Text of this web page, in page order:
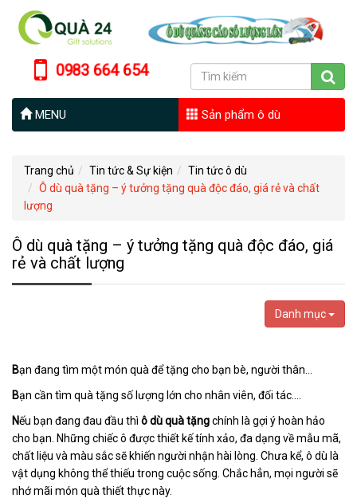
0983 664 654
MENU Sản phẩm ô dù
Trang chủ Tin tức & Sự kiện
Tin tức ô dù
Ô dù quà tặng – ý tưởng tặng quà độc đáo, giá rẻ và chất
lượng
Ô dù quà tặng – ý tưởng tặng quà độc đáo, giá
rẻ và chất lượng
Danh mục
Bạn đang tìm một món quà để tặng cho bạn bè, người thân…
Bạn cần tìm quà tặng số lượng lớn cho nhân viên, đối tác….
Nếu bạn đang đau đầu thì ô dù quà tặngchính là gợi ý hoàn hảo
cho bạn. Những chiếc ô được thiết kế tính xảo, đa dạng về mẫu mã,
chất liệu và màu sắc sẽ khiến người nhận hài lòng. Chưa kể, ô dù là
vật dụng không thể thiếu trong cuộc sống. Chắc hẳn, mọi người sẽ
nhớ mãi món quà thiết thực này.